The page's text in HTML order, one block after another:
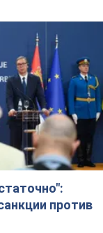
против